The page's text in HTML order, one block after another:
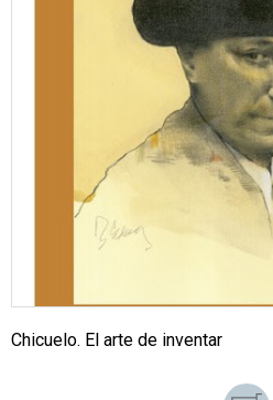
Chicuelo. El arte de inventar